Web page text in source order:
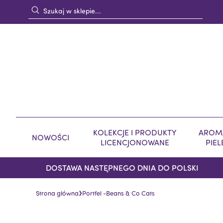
NOWOŚCI
KOLEKCJE I PRODUKTY
LICENCJONOWANE
DOSTAWA NASTĘPNEGO DNIA DO POLSKI
Strona główna›Portfel -Beans & Co Cats